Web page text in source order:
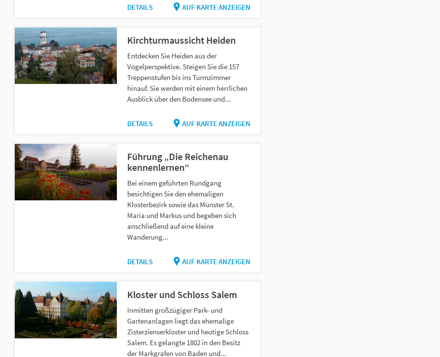
DETAILS AUF KARTE ANZEIGEN
Kirchturmaussicht Heiden
Entdecken Sie Heiden aus der
Vogelperspektive. Steigen Sie die 157
Treppenstufen bis ins Turmzimmer
hinauf. Sie werden mit einem herrlichen
Ausblick über den Bodensee und...
DETAILS AUF KARTE ANZEIGEN
Führung „Die Reichenau
kennenlernen“
Bei einem geführten Rundgang
besichtigen Sie den ehemaligen
Klosterbezirk sowie das Münster St.
Maria und Markus und begeben sich
anschließend auf eine kleine
Wanderung...
DETAILS AUF KARTE ANZEIGEN
Kloster und Schloss Salem
Inmitten großzügiger Park- und
Gartenanlagen liegt das ehemalige
Zisterzienserkloster und heutige Schloss
Salem. Es gelangte 1802 in den Besitz
der Markgrafen von Baden und...